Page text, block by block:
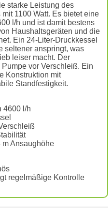
starke Leistung des
1100 Watt. Es bietet eine
l/h und ist damit bestens
Haushaltsgeräten und die
Ein 24-Liter-Druckkessel
seltener anspringt, was
leiser macht. Der
vor Verschleiß. Ein
Konstruktion mit
Standfestigkeit.
4600 l/h
m Ansaughöhe
regelmäßige Kontrolle